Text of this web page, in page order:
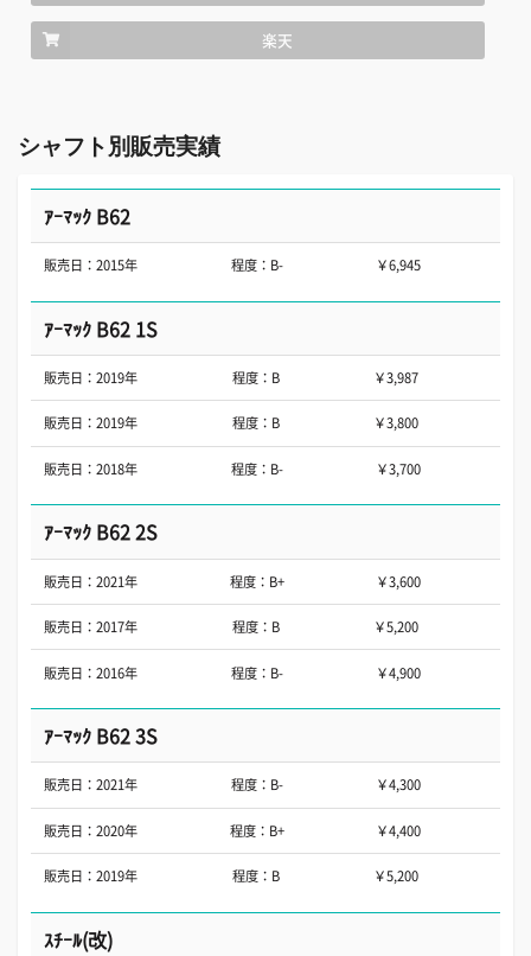
楽天
シャフト別販売実績
ｱｰﾏｯｸ B62
販売日：2015年 程度：B- ￥6,945
ｱｰﾏｯｸ B62 1S
販売日：2019年 程度：B ￥3,987
販売日：2019年 程度：B ￥3,800
販売日：2018年 程度：B- ￥3,700
ｱｰﾏｯｸ B62 2S
販売日：2021年 程度：B+ ￥3,600
販売日：2017年 程度：B ￥5,200
販売日：2016年 程度：B- ￥4,900
ｱｰﾏｯｸ B62 3S
販売日：2021年 程度：B- ￥4,300
販売日：2020年 程度：B+ ￥4,400
販売日：2019年 程度：B ￥5,200
ｽﾁｰﾙ(改)